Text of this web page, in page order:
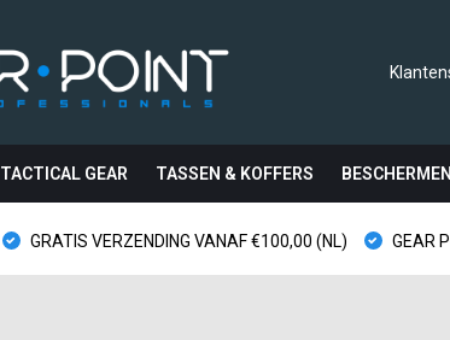
TACTICAL GEAR TASSEN & KOFFERS
GRATIS VERZENDING VANAF €100,00 (NL) GEAR